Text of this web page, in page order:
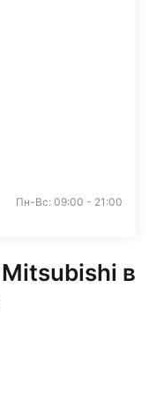
Пн-Вс: 09:00 - 21:00
в